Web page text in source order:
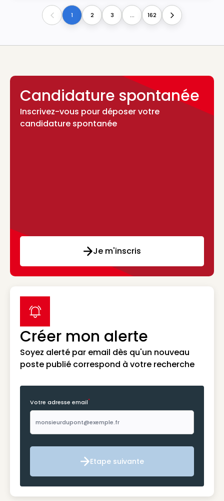
Previous1 2 3 ... 162 Next
Candidature spontanée
Inscrivez-vous pour déposer votre
candidature spontanée
Je m'inscris
Créer mon alerte
Soyez alerté par email dès qu'un nouveau
poste publié correspond à votre recherche
label icon
Votre adresse email*
Etape suivante
Etape suivante